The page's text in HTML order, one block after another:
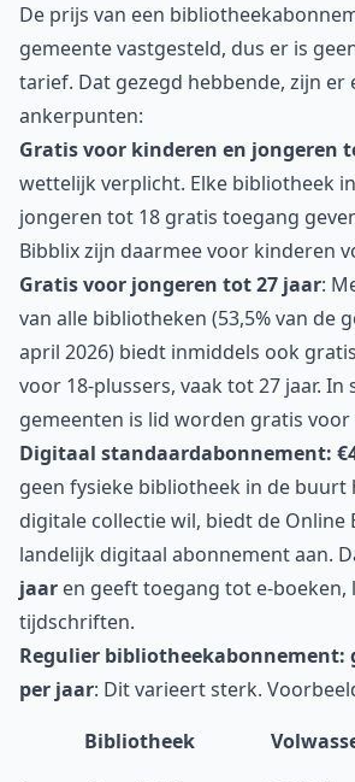
De prijs van een
gemeente vastgesteld, dus er is
tarief. Dat gezegd hebbende, zijn er
ankerpunten:
Gratis voor kinderen en jongeren
wettelijk verplicht. Elke bibliotheek
jongeren tot 18 gratis toegang
Bibblix zijn daarmee voor kinderen
Gratis voor jongeren tot 27 jaar:
van alle bibliotheken (53,5% van de
april 2026) biedt inmiddels ook
voor 18-plussers, vaak tot 27 jaar. In
gemeenten is lid worden gratis voor
Digitaal standaardabonnement:
geen fysieke bibliotheek in de buurt
digitale collectie wil, biedt de Online
landelijk digitaal abonnement aan.
jaar en geeft toegang tot e-boeken,
tijdschriften.
Regulier bibliotheekabonnement:
per jaar: Dit varieert sterk.
Bibliotheek